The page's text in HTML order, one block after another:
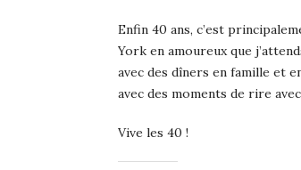
Enfin 40 ans, c’est
York en amoureux que
avec des dîners en famille et
avec des moments de rire
Vive les 40 !